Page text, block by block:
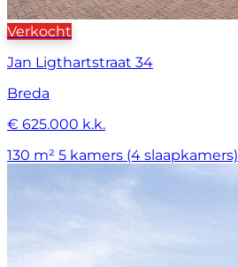
Verkocht
Jan Ligthartstraat 34
Breda
€ 625.000 k.k.
130 m² 5 kamers (4 slaapkamers)